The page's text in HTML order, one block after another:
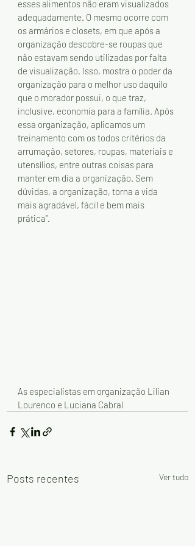
esses alimentos não eram visualizados
adequadamente. O mesmo ocorre com
os armários e closets, em que após a
organização descobre-se roupas que
não estavam sendo utilizadas por falta
de visualização. Isso, mostra o poder da
organização para o melhor uso daquilo
que o morador possui, o que traz,
inclusive, economia para a família. Após
essa organização, aplicamos um
treinamento com os todos critérios da
arrumação, setores, roupas, materiais e
utensílios, entre outras coisas para
manter em dia a organização. Sem
dúvidas, a organização, torna a vida
mais agradável, fácil e bem mais
prática”.
As especialistas em organização Lilian
Lourenco e Luciana Cabral
Posts recentes Ver tudo